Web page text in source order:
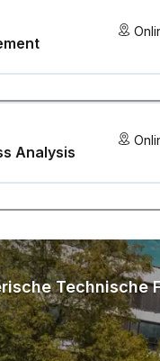
Analysis
Technische